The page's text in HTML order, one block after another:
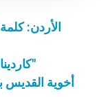
الأردن:
كاردينال يدعو المؤمنين إلى مشاهدة "بيلا"
أخوية